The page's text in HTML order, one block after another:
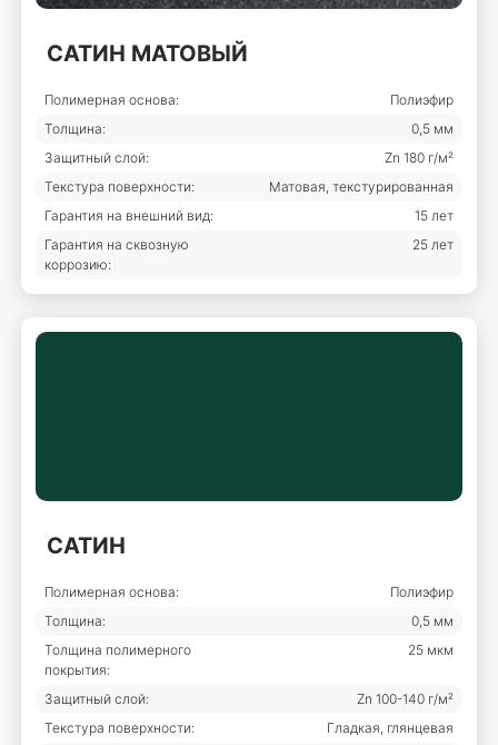
САТИН МАТОВЫЙ
Полимерная основа:
Полиэфир
Толщина:
0,5 мм
Защитный слой:
Zn 180 г/м²
Текстура поверхности:
Матовая, текстурированная
Гарантия на внешний вид:
15 лет
Гарантия на сквозную
коррозию:
25 лет
САТИН
Полимерная основа:
Полиэфир
Толщина:
0,5 мм
Толщина полимерного
покрытия:
25 мкм
Защитный слой:
Zn 100-140 г/м²
Текстура поверхности:
Гладкая, глянцевая